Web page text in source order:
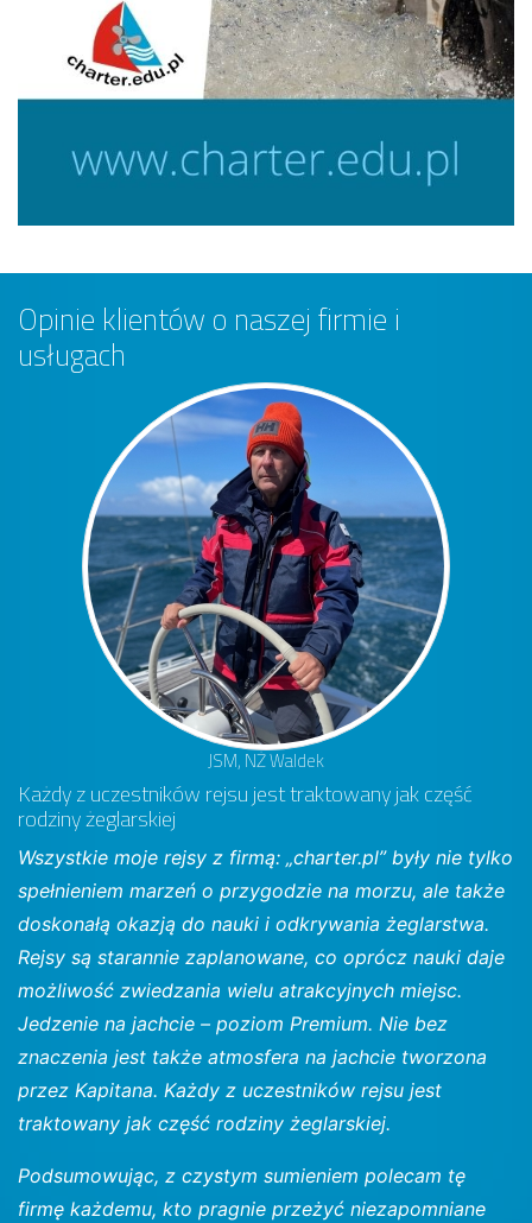
Opinie klientów o naszej firmie i
usługach
JSM, NŻ Waldek
Każdy z uczestników rejsu jest traktowany jak część
rodziny żeglarskiej
Wszystkie moje rejsy z firmą: „charter.pl” były nie tylko
spełnieniem marzeń o przygodzie na morzu, ale także
doskonałą okazją do nauki i odkrywania żeglarstwa.
Rejsy są starannie zaplanowane, co oprócz nauki daje
możliwość zwiedzania wielu atrakcyjnych miejsc.
Jedzenie na jachcie – poziom Premium. Nie bez
znaczenia jest także atmosfera na jachcie tworzona
przez Kapitana. Każdy z uczestników rejsu jest
traktowany jak część rodziny żeglarskiej.
Podsumowując, z czystym sumieniem polecam tę
firmę każdemu, kto pragnie przeżyć niezapomniane